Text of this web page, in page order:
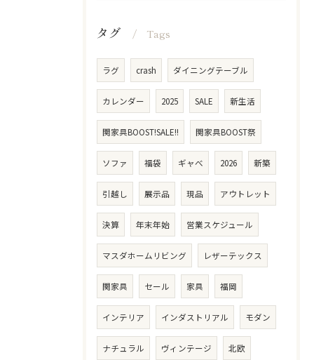
タグ Tags
ラグ crash ダイニングテーブル
カレンダー 2025 SALE 新生活
関家具BOOST!SALE!! 関家具BOOST祭
ソファ 福袋 ギャべ 2026 新築
引越し 展示品 現品 アウトレット
決算 年末年始 営業スケジュール
マスダホームリビング レザーテックス
関家具 セール 家具 福岡
インテリア インダストリアル モダン
ナチュラル ヴィンテージ 北欧